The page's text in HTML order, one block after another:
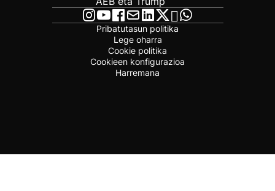
Pribatutasun politika
Lege oharra
Cookie politika
Cookieen konfigurazioa
Harremana